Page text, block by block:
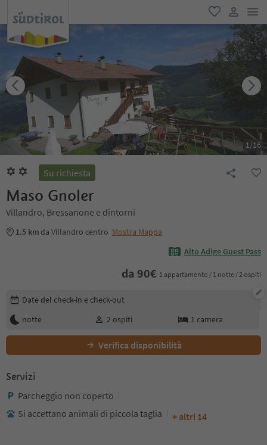
favoriti
user link
1/16
Su richiesta
Maso Gnoler
Villandro, Bressanone e dintorni
1.5 km da Villandro centro Mostra Mappa
Alto Adige Guest Pass
da 90€ 1 appartamento / 1 notte / 2 ospiti
Modifica i dettagli della prenotazione
Date del check-in e check-out
notte
2 ospiti 1 camera
Verifica disponibilità
Servizi
Parcheggio non coperto
Si accettano animali di piccola taglia
+ altri 14